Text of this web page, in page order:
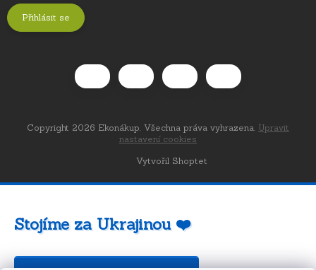
Přihlásit se
Vytvořil Shoptet
Copyright 2026 Ekonákup. Všechna práva vyhrazena. Upravit
nastavení cookies
Stojíme za Ukrajinou ❤️